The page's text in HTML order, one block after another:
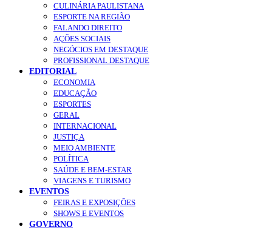
CULINÁRIA PAULISTANA
ESPORTE NA REGIÃO
FALANDO DIREITO
AÇÕES SOCIAIS
NEGÓCIOS EM DESTAQUE
PROFISSIONAL DESTAQUE
EDITORIAL
ECONOMIA
EDUCAÇÃO
ESPORTES
GERAL
INTERNACIONAL
JUSTIÇA
MEIO AMBIENTE
POLÍTICA
SAÚDE E BEM-ESTAR
VIAGENS E TURISMO
EVENTOS
FEIRAS E EXPOSIÇÕES
SHOWS E EVENTOS
GOVERNO